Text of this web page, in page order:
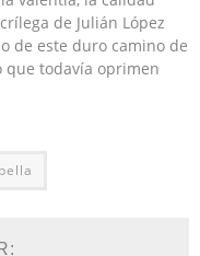
de Julián López
de este duro camino de
que todavía oprimen